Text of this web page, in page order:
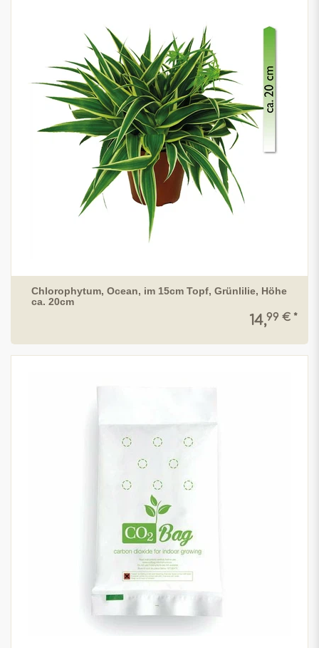
Chlorophytum, Ocean, im 15cm Topf, Grünlilie, Höhe
ca. 20cm
14,99 € *